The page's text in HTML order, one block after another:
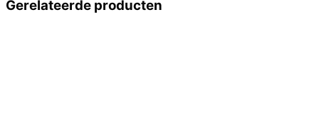
Gerelateerde producten